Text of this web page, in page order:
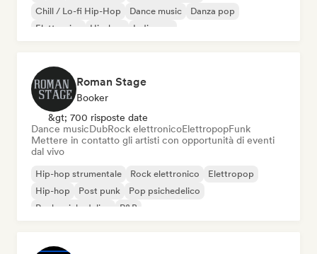
Chill / Lo-fi Hip-Hop
Dance music
Danza pop
Elettronica
Hip-hop Indie pop
Roman Stage
Booker
&gt; 700 risposte date
Dance musicDubRock elettronicoElettropopFunk
Mettere in contatto gli artisti con opportunità di eventi
dal vivo
Hip-hop strumentale Rock elettronico
Elettropop
Hip-hop
Post punk
Pop psichedelico
Rock psichedelico
R&B